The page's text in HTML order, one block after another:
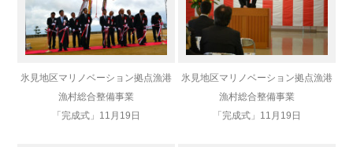
氷見地区マリノベーション拠点漁港
漁村総合整備事業
「完成式」 11月19日
氷見地区マリノベーション拠点漁港
漁村総合整備事業
「完成式」 11月19日